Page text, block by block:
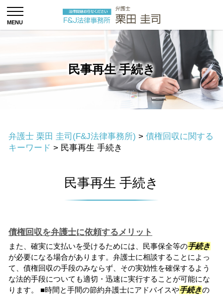
民事再生 手続き
弁護士 栗田 圭司(F&J法律事務所) > 債権回収に関する
キーワード > 民事再生 手続き
民事再生 手続き
債権回収を弁護士に依頼するメリット
また、確実に支払いを受けるためには、民事保全等の手続き
が必要になる場合があります。弁護士に相談することによっ
て、債権回収の手段のみならず、その実効性を確保するよう
な法的手段についても適切・迅速に実行することが可能にな
ります。 ■時間と手間の節約弁護士にアドバイスや手続きの